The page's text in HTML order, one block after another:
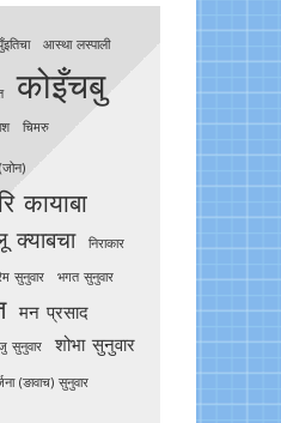
आस्था लस्पाली
कोइँचबु
चिमरु
कायाबा
क्याबचा
निराकार
सुनुवार भगत सुनुवार
मन प्रसाद
सुनुवार शोभा सुनुवार
(ङावाच) सुनुवार